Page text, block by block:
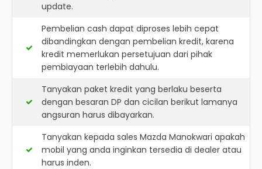
update.
Pembelian cash dapat diproses lebih cepat
dibandingkan dengan pembelian kredit, karena
kredit memerlukan persetujuan dari pihak
pembiayaan terlebih dahulu.
Tanyakan paket kredit yang berlaku beserta
dengan besaran DP dan cicilan berikut lamanya
angsuran harus dibayarkan.
Tanyakan kepada sales Mazda Manokwari apakah
mobil yang anda inginkan tersedia di dealer atau
harus inden.